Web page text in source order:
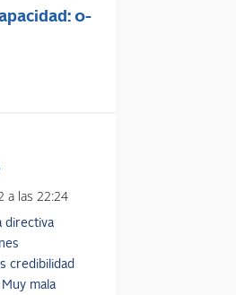
0-
a las 22:24
directiva
credibilidad
mala